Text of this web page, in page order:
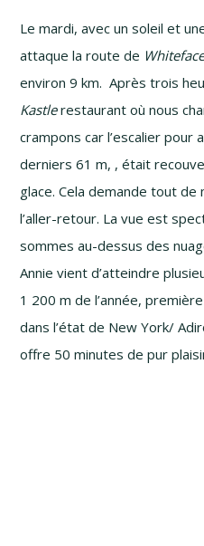
Le mardi, avec un soleil et
attaque la route de
environ 9 km. Après trois
Kastlerestaurant où nous
crampons car l’escalier pour
derniers 61 m, , était
glace. Cela demande tout
l’aller-retour. La vue est
sommesau-dessus des
Annie vient d’atteindre
1 200 m de l’année,
dans l’état de New York/
offre 50 minutes de pur